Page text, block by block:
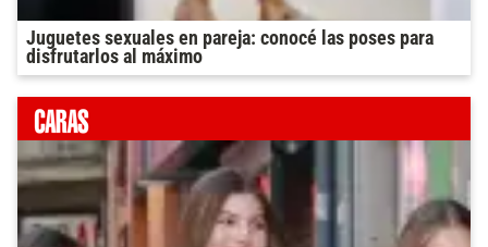
Juguetes sexuales en pareja: conocé las poses para
disfrutarlos al máximo